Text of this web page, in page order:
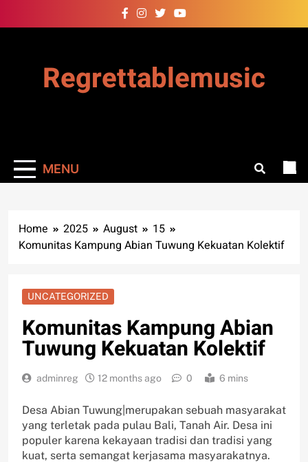
to
Regrettablemusic
MENU
Home 2025 August
15
Komunitas Kampung Abian Tuwung Kekuatan Kolektif
UNCATEGORIZED
Komunitas Kampung Abian
Tuwung Kekuatan Kolektif
adminreg 12 months ago 0 6 mins
Desa Abian Tuwung|merupakan sebuah masyarakat
yang terletak pada pulau Bali, Tanah Air. Desa ini
populer karena kekayaan tradisi dan tradisi yang
kuat, serta semangat kerjasama masyarakatnya.